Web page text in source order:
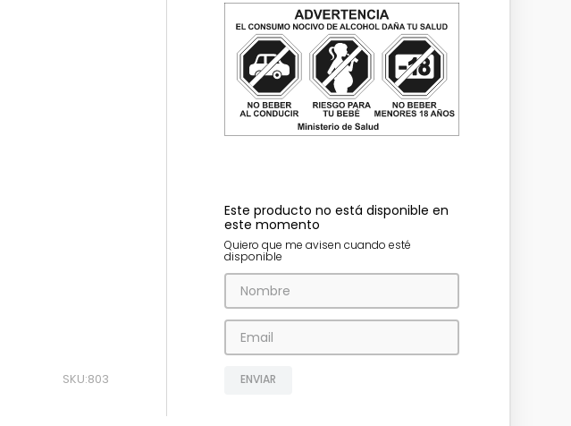
SKU:803
Este producto no está disponible en
este momento
Quiero que me avisen cuando esté
disponible
ENVIAR